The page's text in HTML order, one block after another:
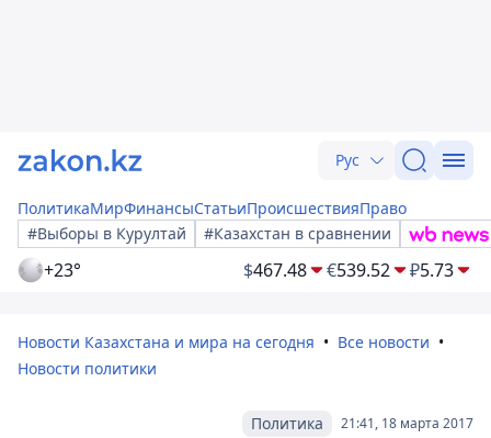
Рус
ПолитикаМирФинансыСтатьиПроисшествияПраво
#Выборы в Курултай
#Казахстан в сравнении
+23° $467.48 €539.52 ₽5.73
Новости Казахстана и мира на сегодня
Все новости
Новости политики
21:41, 18 марта 2017
Политика